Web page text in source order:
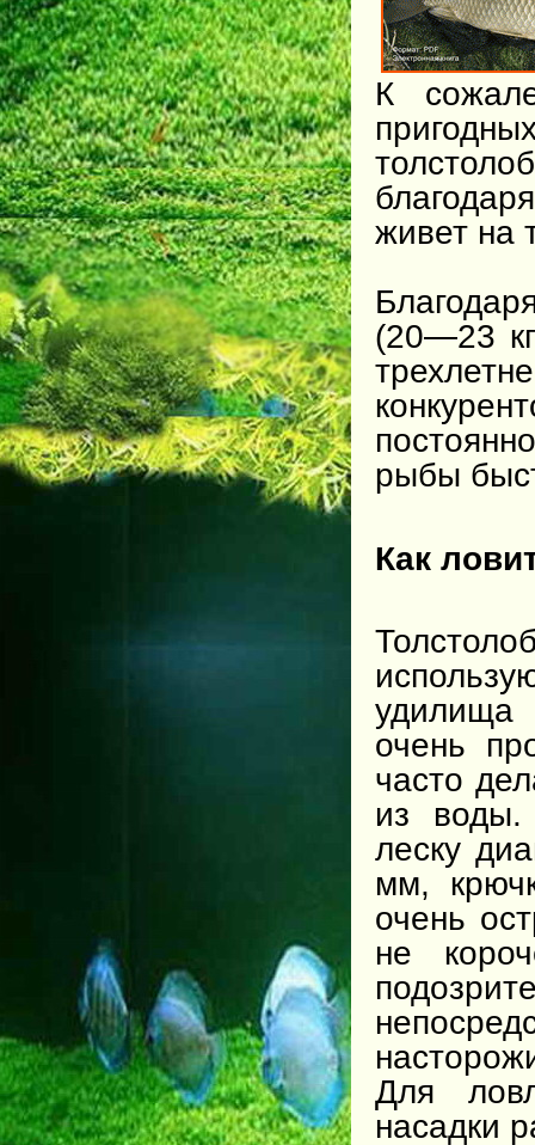
К
живет на
(20—23
рыбы
Как
удилища
очень
часто
из воды.
леску
мм,
очень
не
Для
насадки